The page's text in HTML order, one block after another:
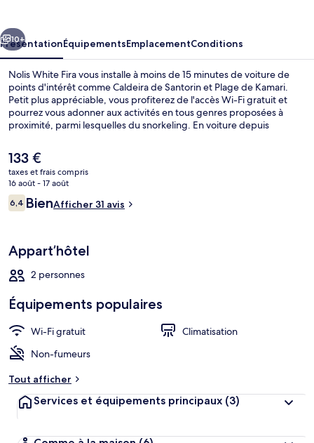
Suivant
10+
PrésentationÉquipementsEmplacementConditions
Nolis White Fira vous installe à moins de 15 minutes de voiture de
points d'intérêt comme Caldeira de Santorin et Plage de Kamari.
Petit plus appréciable, vous profiterez de l'accès Wi-Fi gratuit et
pourrez vous adonner aux activités en tous genres proposées à
proximité, parmi lesquelles du snorkeling. En voiture depuis
rejoindre des sites comme Port d'Athinios et Point de vue de l’église
du dôme bleu d’Oia.
Le
prix
actuel
est
de
133 €
taxes et frais compris
16 août - 17 août
Avis
voyageurs
6,46,4 sur 10
BienAfficher 31 avis
Appart’hôtel
2 personnes
Équipements populaires
Wi-Fi gratuit
Climatisation
Non-fumeurs
Tout afficher
Services et équipements principaux (3)